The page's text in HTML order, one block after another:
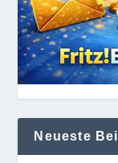
Neueste